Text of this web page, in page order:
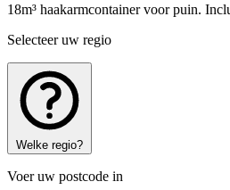
18m³ haakarmcontainer voor puin.
Selecteer uw regio
Welke regio?
Voer uw postcode in